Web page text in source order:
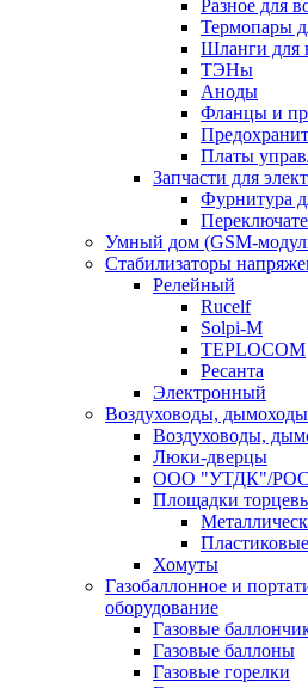
Разное для
Термопары
Шланги для
ТЭНы
Аноды
Фланцы и
Платы
Запчасти для
Фурнитура
Умный дом (GSM-
Cтабилизаторы
Релейный
Rucelf
Solpi-M
TEPLOCOM
Ресанта
Электронный
Воздуховоды, дымоходы
Воздуховоды,
Люки-дверцы
ООО "УТДК"/
Площадки
Пластиковые
Хомуты
Газобаллонное и
оборудование
Газовые
Газовые баллоны
Газовые горелки